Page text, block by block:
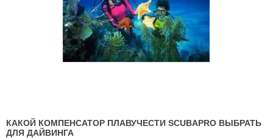
КАКОЙ КОМПЕНСАТОР ПЛАВУЧЕСТИ SCUBAPRO ВЫБРАТЬ
ДЛЯ ДАЙВИНГА